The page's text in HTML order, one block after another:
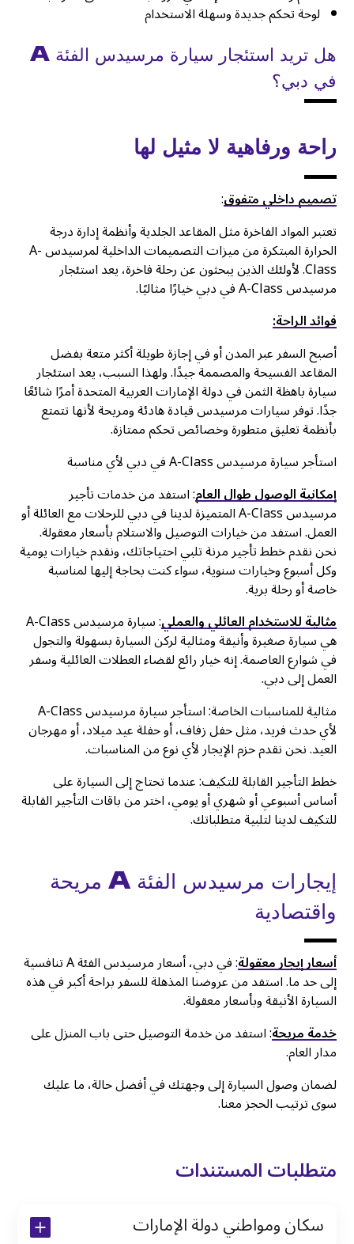
لوحة تحكم جديدة وسهلة الاستخدام
هل تريد استئجار سيارة مرسيدس الفئة A
في دبي؟
راحة ورفاهية لا مثيل لها
تصميم داخلي متفوق:
تعتبر المواد الفاخرة مثل المقاعد الجلدية وأنظمة إدارة درجة
الحرارة المبتكرة من ميزات التصميمات الداخلية لمرسيدس A-
Class. لأولئك الذين يبحثون عن رحلة فاخرة، يعد استئجار
مرسيدس A-Class في دبي خيارًا مثاليًا.
فوائد الراحة:
أصبح السفر عبر المدن أو في إجازة طويلة أكثر متعة بفضل
المقاعد الفسيحة والمصممة جيدًا. ولهذا السبب، يعد استئجار
سيارة باهظة الثمن في دولة الإمارات العربية المتحدة أمرًا شائعًا
جدًا. توفر سيارات مرسيدس قيادة هادئة ومريحة لأنها تتمتع
بأنظمة تعليق متطورة وخصائص تحكم ممتازة.
استأجر سيارة مرسيدس A-Class في دبي لأي مناسبة
إمكانية الوصول طوال العام: استفد من خدمات تأجير
مرسيدس A-Class المتميزة لدينا في دبي للرحلات مع العائلة أو
العمل. استفد من خيارات التوصيل والاستلام بأسعار معقولة.
نحن نقدم خطط تأجير مرنة تلبي احتياجاتك، ونقدم خيارات يومية
وكل أسبوع وخيارات سنوية، سواء كنت بحاجة إليها لمناسبة
خاصة أو رحلة برية.
مثالية للاستخدام العائلي والعملي
: سيارة مرسيدس A-Class
هي سيارة صغيرة وأنيقة ومثالية لركن السيارة بسهولة والتجول
في شوارع العاصمة. إنه خيار رائع لقضاء العطلات العائلية وسفر
العمل إلى دبي.
مثالية للمناسبات الخاصة: استأجر سيارة مرسيدس A-Class
لأي حدث فريد، مثل حفل زفاف، أو حفلة عيد ميلاد، أو مهرجان
العيد. نحن نقدم حزم الإيجار لأي نوع من المناسبات.
خطط التأجير القابلة للتكيف: عندما تحتاج إلى السيارة على
أساس أسبوعي أو شهري أو يومي، اختر من باقات التأجير القابلة
للتكيف لدينا لتلبية متطلباتك.
إيجارات مرسيدس الفئة A مريحة
واقتصادية
أسعار إيجار معقولة : في دبي، أسعار مرسيدس الفئة A تنافسية
إلى حد ما. استفد من عروضنا المذهلة للسفر براحة أكبر في هذه
السيارة الأنيقة وبأسعار معقولة.
خدمة مريحة: استفد من خدمة التوصيل حتى باب المنزل على
مدار العام.
لضمان وصول السيارة إلى وجهتك في أفضل حالة، ما عليك
سوى ترتيب الحجز معنا.
متطلبات المستندات
سكان ومواطني دولة الإمارات